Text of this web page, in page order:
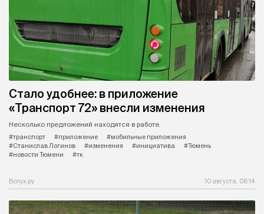
Стало удобнее: в приложение
«Транспорт 72» внесли изменения
Несколько предложений находятся в работе.
#транспорт
#приложение
#мобильные приложения
#Станислав Логинов
#изменения #инициатива
#Тюмень
#новости Тюмени
#тк
Вслух.ру 10 августа, 08:14